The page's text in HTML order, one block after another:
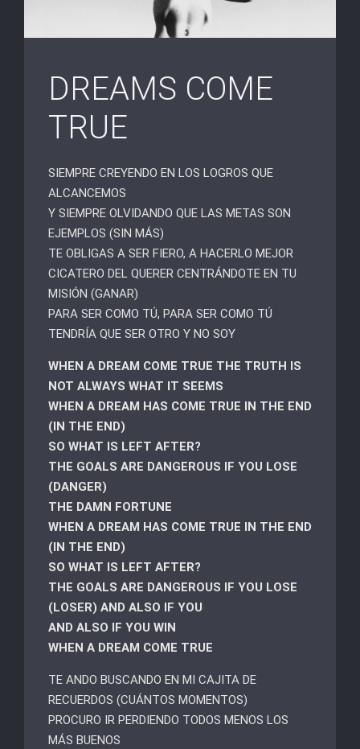
DREAMS COME
TRUE
SIEMPRE CREYENDO EN LOS LOGROS QUE
ALCANCEMOS
Y SIEMPRE OLVIDANDO QUE LAS METAS SON
EJEMPLOS (SIN MÁS)
TE OBLIGAS A SER FIERO, A HACERLO MEJOR
CICATERO DEL QUERER CENTRÁNDOTE EN TU
MISIÓN (GANAR)
PARA SER COMO TÚ, PARA SER COMO TÚ
TENDRÍA QUE SER OTRO Y NO SOY
WHEN A DREAM COME TRUE THE TRUTH IS
NOT ALWAYS WHAT IT SEEMS
WHEN A DREAM HAS COME TRUE IN THE END
(IN THE END)
SO WHAT IS LEFT AFTER?
THE GOALS ARE DANGEROUS IF YOU LOSE
(DANGER)
THE DAMN FORTUNE
WHEN A DREAM HAS COME TRUE IN THE END
(IN THE END)
SO WHAT IS LEFT AFTER?
THE GOALS ARE DANGEROUS IF YOU LOSE
(LOSER) AND ALSO IF YOU
AND ALSO IF YOU WIN
WHEN A DREAM COME TRUE
TE ANDO BUSCANDO EN MI CAJITA DE
RECUERDOS (CUÁNTOS MOMENTOS)
PROCURO IR PERDIENDO TODOS MENOS LOS
MÁS BUENOS